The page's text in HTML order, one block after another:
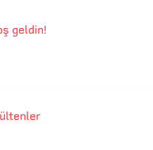
geldin!